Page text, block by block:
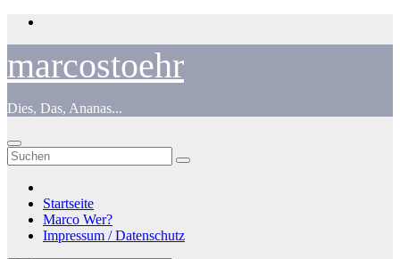
Zum
marcostoehr
Dies, Das, Ananas...
Startseite
Marco Wer?
Impressum / Datenschutz